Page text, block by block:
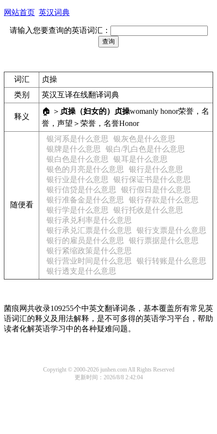
网站首页 英汉词典
请输入您要查询的英语词汇：
词汇
贞操
类别
英汉互译在线翻译词典
释义
🏠 ＞ 贞操 （妇女的）贞操womanly honor荣誉，名
誉，声望＞荣誉，名誉Honor
随便看
银河系是什么意思
银灰色是什么意思
银牌是什么意思
银白/乳白色是什么意思
银白色是什么意思
银耳是什么意思
银色的月亮是什么意思
银行是什么意思
银行业是什么意思
银行保证书是什么意思
银行信贷是什么意思
银行假日是什么意思
银行准备金是什么意思
银行存款是什么意思
银行学是什么意思
银行托收是什么意思
银行承兑利率是什么意思
银行承兑汇票是什么意思
银行支票是什么意思
银行的雇员是什么意思
银行票据是什么意思
银行紧缩政策是什么意思
银行营业时间是什么意思
银行转账是什么意思
银行透支是什么意思
菌痕网共收录109255个中英文翻译词条，基本覆盖所有常见英
语词汇的释义及用法解释，是不可多得的英语学习平台，帮助
读者化解英语学习中的各种疑难问题。
Copyright © 2000-2026 junhen.com All Rights Reserved
更新时间：2026/8/8 2:42:04